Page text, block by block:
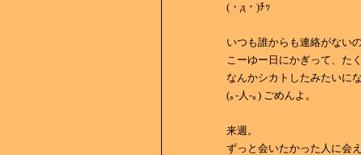
(・д・)ﾁｯ
いつも誰からも連絡がない
こーゆー日にかぎって、た
なんかシカトしたみたいに
(｡-人-｡) ごめんよ。
来週。
ずっと会いたかった人に会